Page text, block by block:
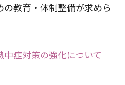
の教育・体制整備が求めら
症対策の強化について｜